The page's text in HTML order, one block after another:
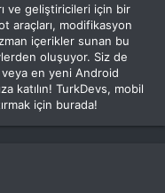
ve geliştiricileri için bir
araçları, modifikasyon
içerikler sunan bu
oluşuyor. Siz de
en yeni Android
katılın! TurkDevs, mobil
için burada!